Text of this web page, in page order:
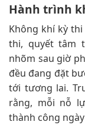
Hành trình
Không khí kỳ
thi, quyết tâm
nhõm sau giờ
đều đang đặt
tới tương lai.
rằng, mỗi nỗ
thành công